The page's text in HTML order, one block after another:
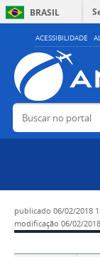
ACESSIBILIDADE
BRASIL
Buscar no portal
publicado 06/02/2018
modificação 06/02/